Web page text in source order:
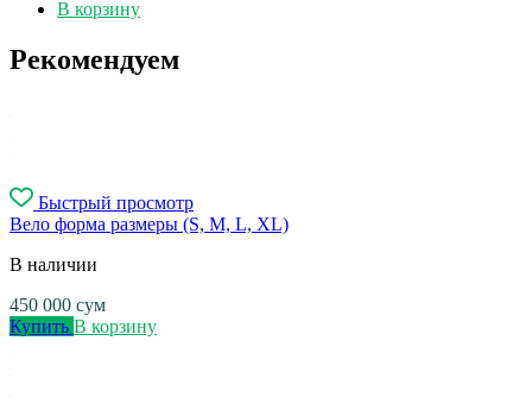
В корзину
Рекомендуем
Быстрый просмотр
Вело форма размеры (S, M, L, XL)
В наличии
450 000 сум
Купить В корзину